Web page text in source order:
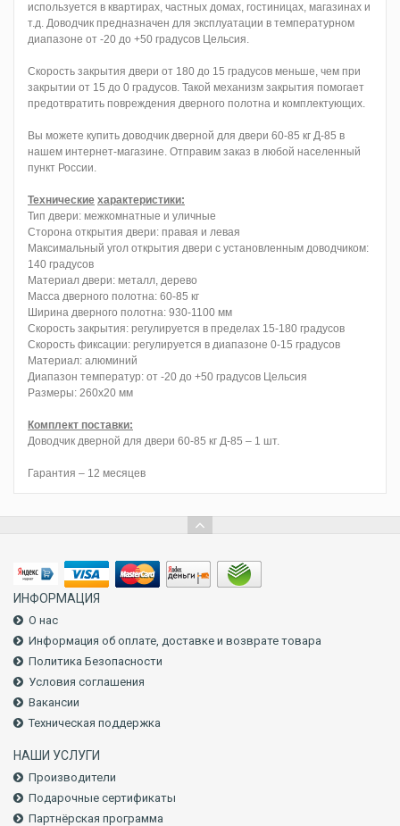
используется в квартирах, частных домах, гостиницах, магазинах и
т.д. Доводчик предназначен для эксплуатации в температурном
диапазоне от -20 до +50 градусов Цельсия.
Скорость закрытия двери от 180 до 15 градусов меньше, чем при
закрытии от 15 до 0 градусов. Такой механизм закрытия помогает
предотвратить повреждения дверного полотна и комплектующих.
Вы можете купить доводчик дверной для двери 60-85 кг Д-85 в
нашем интернет-магазине. Отправим заказ в любой населенный
пункт России.
Технические характеристики:
Тип двери: межкомнатные и уличные
Сторона открытия двери: правая и левая
Максимальный угол открытия двери с установленным доводчиком:
140 градусов
Материал двери: металл, дерево
Масса дверного полотна: 60-85 кг
Ширина дверного полотна: 930-1100 мм
Скорость закрытия: регулируется в пределах 15-180 градусов
Скорость фиксации: регулируется в диапазоне 0-15 градусов
Материал: алюминий
Диапазон температур: от -20 до +50 градусов Цельсия
Размеры: 260х20 мм
Комплект поставки:
Доводчик дверной для двери 60-85 кг Д-85 – 1 шт.
Гарантия – 12 месяцев
ИНФОРМАЦИЯ
О нас
Информация об оплате, доставке и возврате товара
Политика Безопасности
Условия соглашения
Вакансии
Техническая поддержка
НАШИ УСЛУГИ
Производители
Подарочные сертификаты
Партнёрская программа